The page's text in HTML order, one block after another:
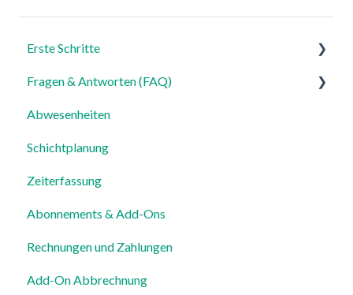
Erste Schritte
Für Admins
Für Mitarbeiter
Einstellungen
Fragen & Antworten (FAQ)
Login, Account & Sicherheit
Mitarbeiterverwaltung
Mitarbeiterprofile & Stammdaten
Standorte & Arbeitsbereiche
Zeiterfassung, Soll-Stunden & Abwesenheiten
Dienstplanung & Spezialfälle
Abwesenheiten
Schichtplanung
Zeiterfassung
Abonnements & Add-Ons
Rechnungen und Zahlungen
Add-On Abbrechnung